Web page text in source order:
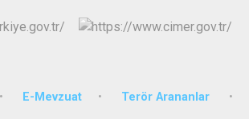
E-Mevzuat Terör Arananlar